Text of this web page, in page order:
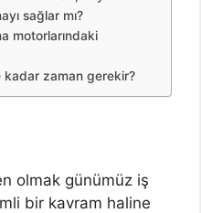
sağlar mı?
motorlarındaki
kadar zaman gerekir?
olmak günümüz iş
bir kavram haline